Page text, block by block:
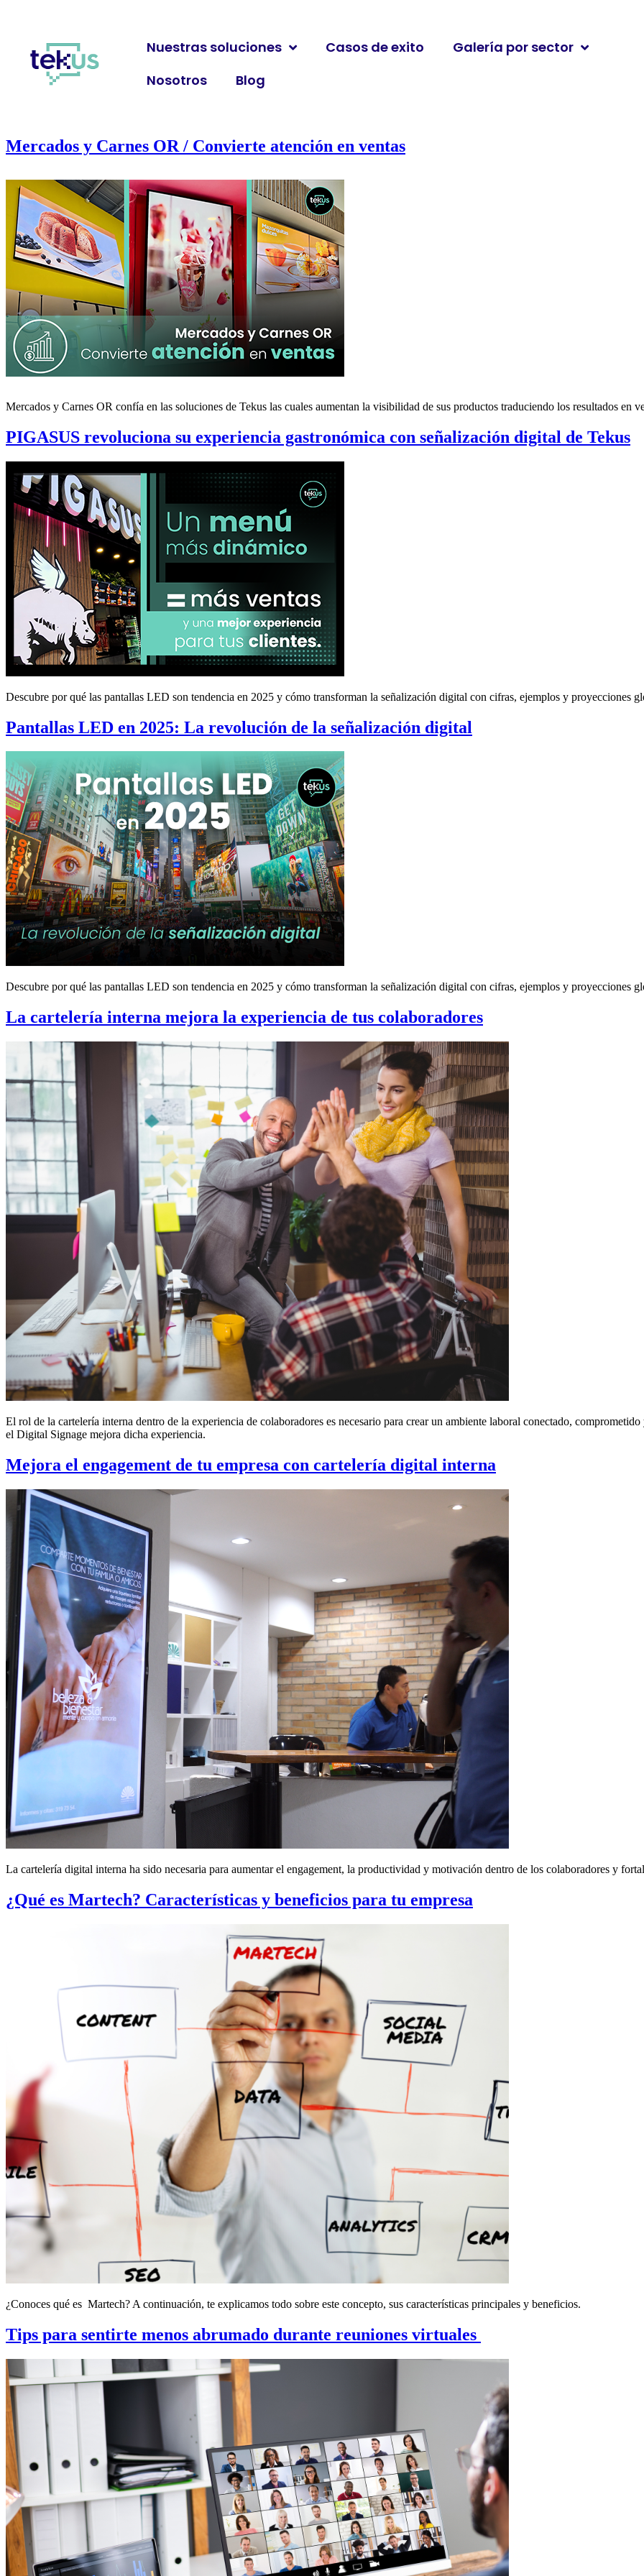
Nuestras soluciones Casos de exito
Galería por sector
Nosotros
Blog
Mercados y Carnes OR / Convierte atención en ventas
Mercados y Carnes OR confía en las soluciones de Tekus las cuales aumentan la visibilidad de sus productos traduciendo los resultados en
PIGASUS revoluciona su experiencia gastronómica con señalización digital de Tekus
Descubre por qué las pantallas LED son tendencia en 2025 y cómo transforman la señalización digital con cifras, ejemplos y proyecciones
Pantallas LED en 2025: La revolución de la señalización digital
Descubre por qué las pantallas LED son tendencia en 2025 y cómo transforman la señalización digital con cifras, ejemplos y proyecciones
La cartelería interna mejora la experiencia de tus colaboradores
El rol de la cartelería interna dentro de la experiencia de colaboradores es necesario para crear un ambiente laboral conectado,
el Digital Signage mejora dicha experiencia.
Mejora el engagement de tu empresa con cartelería digital interna
La cartelería digital interna ha sido necesaria para aumentar el engagement, la productividad y motivación dentro de los colaboradores y
¿Qué es Martech? Características y beneficios para tu empresa
¿Conoces qué es Martech? A continuación, te explicamos todo sobre este concepto, sus características principales y beneficios.
Tips para sentirte menos abrumado durante reuniones virtuales